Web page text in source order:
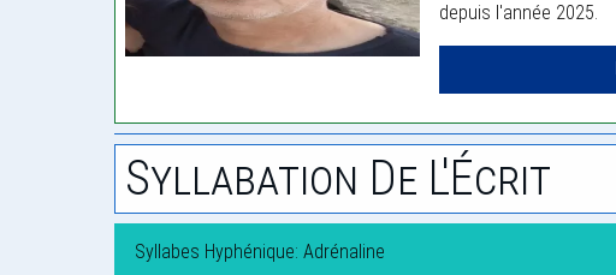
depuis l'année 2025.
Syllabation De L'Écrit
Syllabes Hyphénique: Adrénaline